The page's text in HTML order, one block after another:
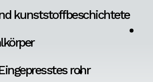
kunststoffbeschichtete
rohr